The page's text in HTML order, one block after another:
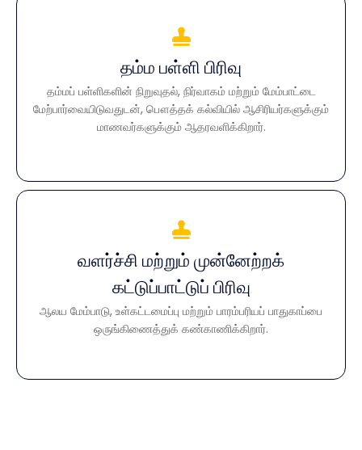
தம்ம பள்ளி பிரிவு
தம்மப் பள்ளிகளின் நிறுவுதல், நிர்வாகம் மற்றும் மேம்பாட்டை
மேற்பார்வையிடுவதுடன், பௌத்தக் கல்வியில் ஆசிரியர்களுக்கும்
மாணவர்களுக்கும் ஆதரவளிக்கிறார்.
தம்ம பள்ளி பிரிவு
தம்மப் பள்ளிகளின் நிறுவுதல், நிர்வாகம் மற்றும் மேம்பாட்டை
மேற்பார்வையிடுவதுடன், பௌத்தக் கல்வியில் ஆசிரியர்களுக்கும்
மாணவர்களுக்கும் ஆதரவளிக்கிறார்.
வளர்ச்சி மற்றும் முன்னேற்றக்
கட்டுப்பாட்டுப் பிரிவு
ஆலய மேம்பாடு, உள்கட்டமைப்பு மற்றும் பாரம்பரியப் பாதுகாப்பை
ஒருங்கிணைத்துக் கண்காணிக்கிறார்.
வளர்ச்சி மற்றும் முன்னேற்றக் கட்டுப்பாட்டுப்
பிரிவு
ஆலய மேம்பாடு, உள்கட்டமைப்பு மற்றும் பாரம்பரியப் பாதுகாப்பை
ஒருங்கிணைத்துக் கண்காணிக்கிறார்.